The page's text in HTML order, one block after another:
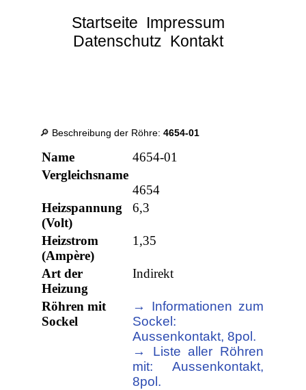
Startseite Impressum
Datenschutz Kontakt
🔎 Beschreibung der Röhre:4654-01
Name
4654-01
Vergleichsname
4654
Heizspannung
(Volt)
6,3
Heizstrom
(Ampère)
1,35
Art der
Heizung
Indirekt
Röhren mit
Sockel
→ Informationen zum
Sockel:
Aussenkontakt, 8pol.
→ Liste aller Röhren
mit: Aussenkontakt,
8pol.